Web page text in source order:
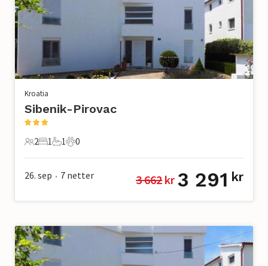
Kroatia
Sibenik-Pirovac
2 Gjester
2
1 Soverom
1
1 Bad
1
0 Kjæledyr
0
26. sep • 7 netter 3 662 kr 3 291 kr